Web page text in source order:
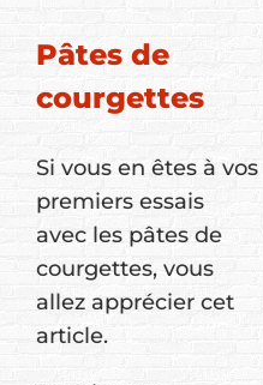
Pâtes de
courgettes
Si vous en êtes à vos
premiers essais
avec les pâtes de
courgettes, vous
allez apprécier cet
article.